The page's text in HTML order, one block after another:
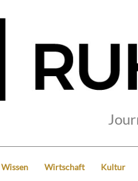
Wissen Wirtschaft Kultur